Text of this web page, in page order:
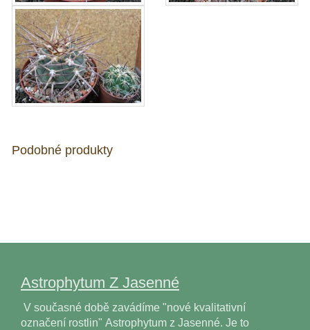
Podobné produkty
Astrophytum Z Jasenné
V současné době zavádíme "nové kvalitativní
označení rostlin" Astrophytum z Jasenné. Je to